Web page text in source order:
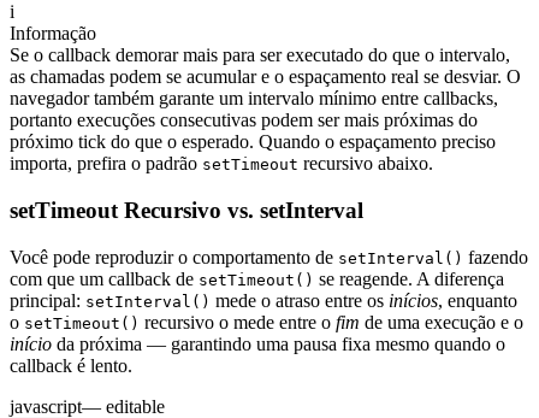
i
Informação
Se o callback demorar mais para ser executado do que o intervalo,
as chamadas podem se acumular e o espaçamento real se desviar. O
navegador também garante um intervalo mínimo entre callbacks,
portanto execuções consecutivas podem ser mais próximas do
próximo tick do que o esperado. Quando o espaçamento preciso
importa, prefira o padrão setTimeout recursivo abaixo.
setTimeout Recursivo vs. setInterval
Você pode reproduzir o comportamento de setInterval() fazendo
com que um callback de setTimeout() se reagende. A diferença
principal: setInterval() mede o atraso entre os inícios, enquanto
o setTimeout() recursivo o mede entre o fim de uma execução e o
início da próxima — garantindo uma pausa fixa mesmo quando o
callback é lento.
javascript— editable